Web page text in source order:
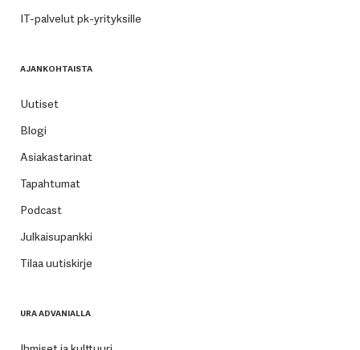
IT-palvelut pk-yrityksille
AJANKOHTAISTA
Uutiset
Blogi
Asiakastarinat
Tapahtumat
Podcast
Julkaisupankki
Tilaa uutiskirje
URA ADVANIALLA